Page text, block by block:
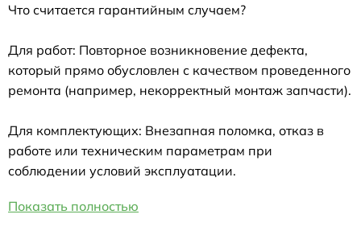
Что считается гарантийным случаем?
Для работ: Повторное возникновение дефекта,
который прямо обусловлен с качеством проведенного
ремонта (например, некорректный монтаж запчасти).
Для комплектующих: Внезапная поломка, отказ в
работе или техническим параметрам при
соблюдении условий эксплуатации.
Показать полностью